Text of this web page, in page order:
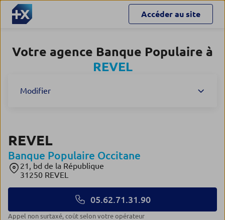
Accéder au site
Votre agence Banque Populaire à
REVEL
Modifier
REVEL
Banque Populaire Occitane
21, bd de la République
31250 REVEL
05.62.71.31.90
Appel non surtaxé, coût selon votre opérateur